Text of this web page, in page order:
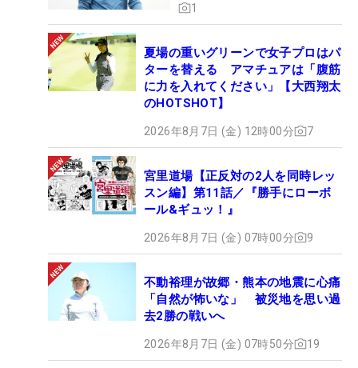
1
夏場の重いグリーンで女子プロはパ
ターを替える アマチュアは「腹筋
に力を入れてください」【大西翔太
のHOTSHOT】
2026年8月7日 (金) 12時00分 7
宮里道場【正反対の2人を同時レッ
スン編】第11話／『勝手にローボ
ール&ギュッ！』
2026年8月7日 (金) 07時00分 9
不動裕理が故郷・熊本の地震に心痛
「自然が怖いな」 被災地を思い過
去2勝の戦いへ
2026年8月7日 (金) 07時50分 19